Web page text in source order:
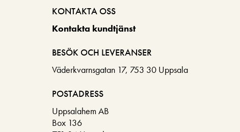
KONTAKTA OSS
Kontakta kundtjänst
BESÖK OCH LEVERANSER
Väderkvarnsgatan 17, 753 30 Uppsala
POSTADRESS
Uppsalahem AB
Box 136